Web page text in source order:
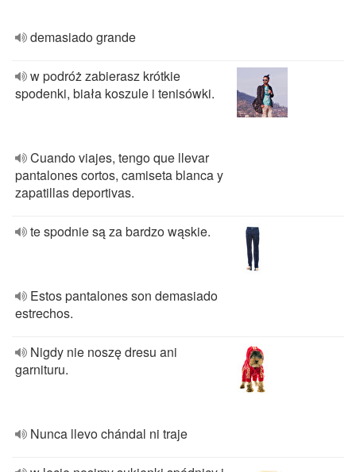
demasiado grande
w podróż zabierasz krótkie
spodenki, biała koszule i tenisówki.
Cuando viajes, tengo que llevar
pantalones cortos, camiseta blanca y
zapatillas deportivas.
te spodnie są za bardzo wąskie.
Estos pantalones son demasiado
estrechos.
Nigdy nie noszę dresu ani
garnituru.
Nunca llevo chándal ni traje